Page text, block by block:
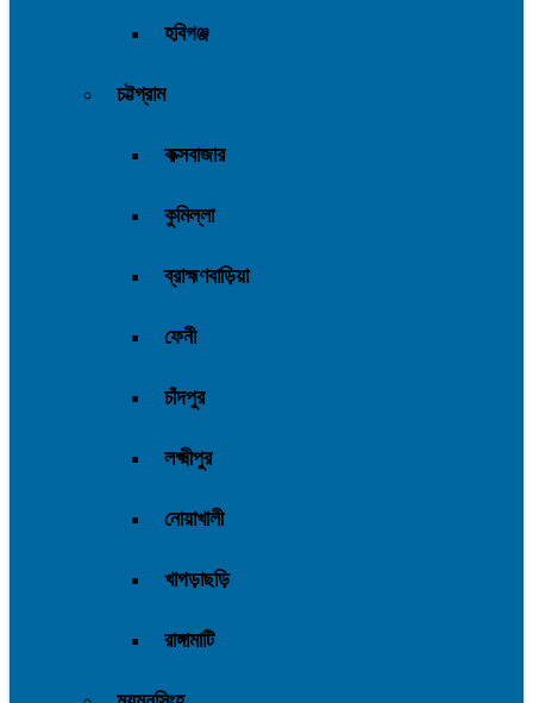
হবিগঞ্জ
চট্টগ্রাম
কক্সবাজার
কুমিল্লা
ব্রাহ্মণবাড়িয়া
ফেনী
চাঁদপুর
লক্ষ্মীপুর
নোয়াখালী
খাগড়াছড়ি
রাঙ্গামাটি